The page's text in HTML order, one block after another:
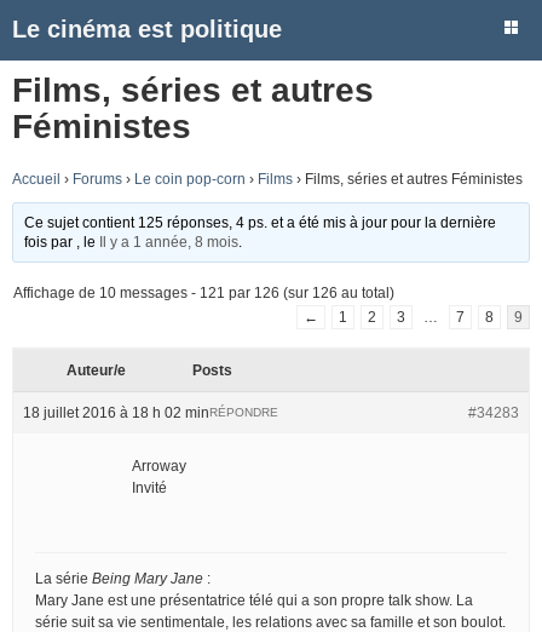
Le cinéma est politique
Films, séries et autres
Féministes
Accueil › Forums › Le coin pop-corn › Films › Films, séries et autres Féministes
Ce sujet contient 125 réponses, 4 ps. et a été mis à jour pour la dernière
fois par
, le Il y a 1 année, 8 mois
Affichage de 10 messages - 121 par 126 (sur 126 au total)
←
1 2 3 7 8 9
Auteur/e Posts
18 juillet 2016 à 18 h 02 min #34283
RÉPONDRE
Arroway
Invité
La série Being Mary Jane :
Mary Jane est une présentatrice télé qui a son propre talk show. La
série suit sa vie sentimentale, les relations avec sa famille et son boulot.